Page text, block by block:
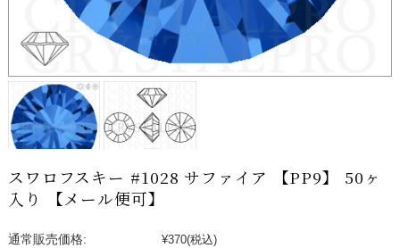
スワロフスキー #1028 サファイア 【PP9】 50ヶ
入り 【メール便可】
通常販売価格: ¥370(税込)